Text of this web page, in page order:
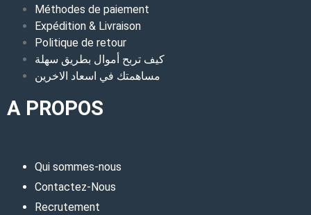
Méthodes de paiement
Expédition & Livraison
Politique de retour
كيف تربح أموال بطريق سهلة
مساهمتك في اسعاد الاخرين
A PROPOS
Qui sommes-nous
Contactez-Nous
Recrutement